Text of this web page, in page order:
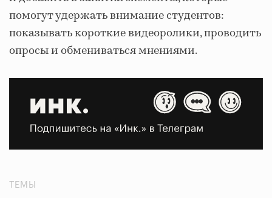
помогут удержать внимание студентов:
показывать короткие видеоролики, проводить
опросы и обмениваться мнениями.
ТЕМЫ